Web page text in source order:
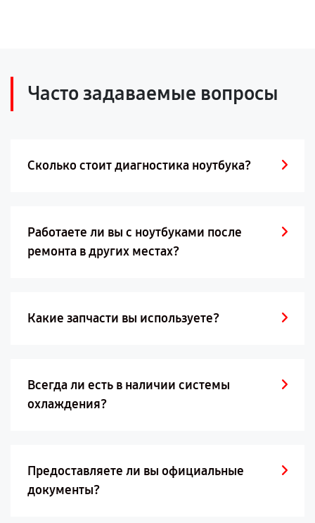
Часто задаваемые вопросы
Сколько стоит диагностика ноутбука?
Работаете ли вы с ноутбуками после
ремонта в других местах?
Какие запчасти вы используете?
Всегда ли есть в наличии системы
охлаждения?
Предоставляете ли вы официальные
документы?